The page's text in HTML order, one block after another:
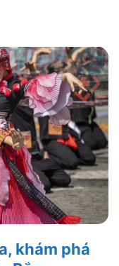
khám phá